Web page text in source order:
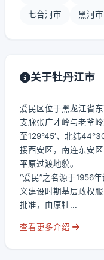
七台河市 黑河市
关于牡丹江市
爱民区位于黑龙江省
支脉张广才岭与老爷
至129°45′、北纬
接西安区，南连东安
平原过渡地貌。
“爱民”之名源于1956
义建设时期基层政权
批准，由原牡...
查看更多介绍